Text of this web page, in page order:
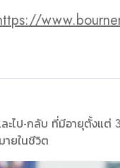
ะไป-กลับ ที่มีอายุตั้งแต่
ายในชีวิต